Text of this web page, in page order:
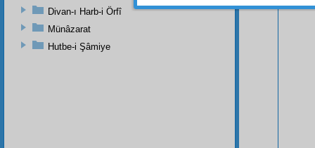
Divan-ı Harb-i Örfî
Münâzarat
Hutbe-i Şâmiye